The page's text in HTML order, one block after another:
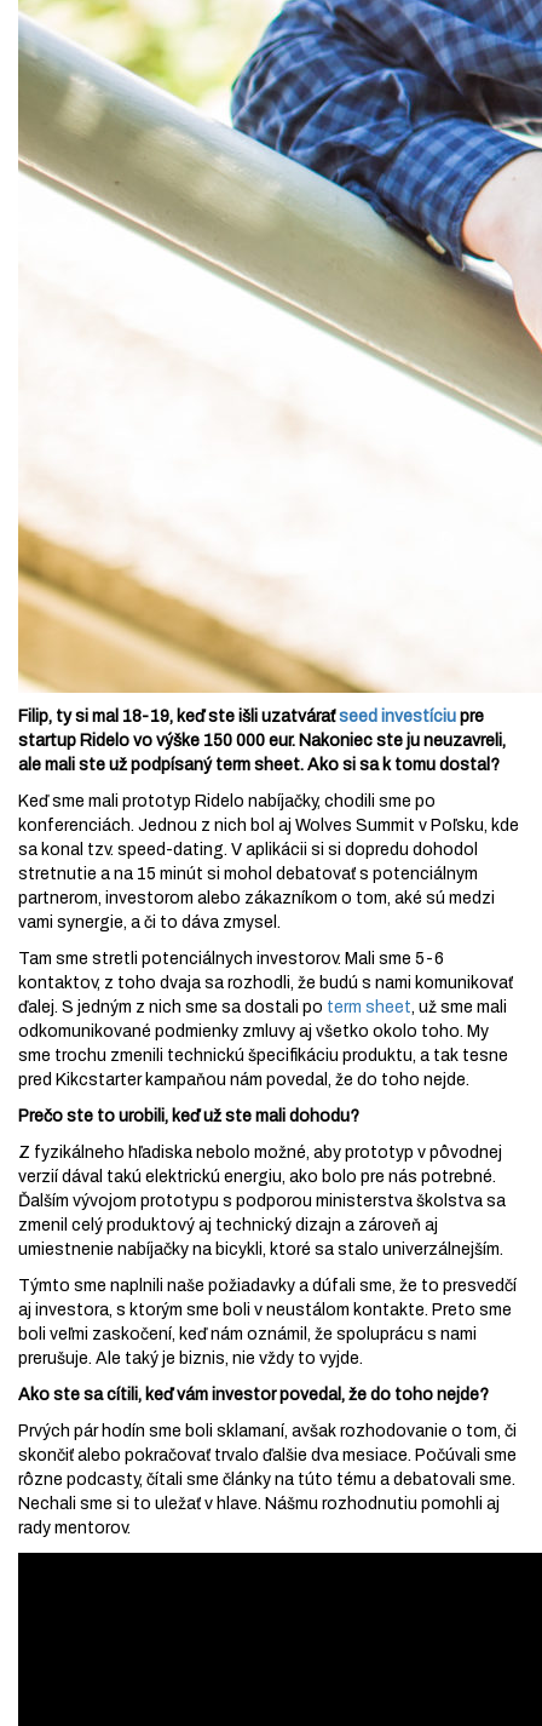
Filip, ty si mal 18-19, keď ste išli uzatváraťseed investíciu pre
startup Ridelo vo výške 150 000 eur. Nakoniec ste ju neuzavreli,
ale mali ste už podpísaný term sheet. Ako si sa k tomu dostal?
Keď sme mali prototyp Ridelo nabíjačky, chodili sme po
konferenciách. Jednou z nich bol aj Wolves Summit v Poľsku, kde
sa konal tzv. speed-dating. V aplikácii si si dopredu dohodol
stretnutie a na 15 minút si mohol debatovať s potenciálnym
partnerom, investorom alebo zákazníkom o tom, aké sú medzi
vami synergie, a či to dáva zmysel.
Tam sme stretli potenciálnych investorov. Mali sme 5-6
kontaktov, z toho dvaja sa rozhodli, že budú s nami komunikovať
ďalej. S jedným z nich sme sa dostali po term sheet, už sme mali
odkomunikované podmienky zmluvy aj všetko okolo toho. My
sme trochu zmenili technickú špecifikáciu produktu, a tak tesne
pred Kikcstarter kampaňou nám povedal, že do toho nejde.
Prečo ste to urobili, keď už ste mali dohodu?
Z fyzikálneho hľadiska nebolo možné, aby prototyp v pôvodnej
verzií dával takú elektrickú energiu, ako bolo pre nás potrebné.
Ďalším vývojom prototypu s podporou ministerstva školstva sa
zmenil celý produktový aj technický dizajn a zároveň aj
umiestnenie nabíjačky na bicykli, ktoré sa stalo univerzálnejším.
Týmto sme naplnili naše požiadavky a dúfali sme, že to presvedčí
aj investora, s ktorým sme boli v neustálom kontakte. Preto sme
boli veľmi zaskočení, keď nám oznámil, že spoluprácu s nami
prerušuje. Ale taký je biznis, nie vždy to vyjde.
Ako ste sa cítili, keď vám investor povedal, že do toho nejde?
Prvých pár hodín sme boli sklamaní, avšak rozhodovanie o tom, či
skončiť alebo pokračovať trvalo ďalšie dva mesiace. Počúvali sme
rôzne podcasty, čítali sme články na túto tému a debatovali sme.
Nechali sme si to uležať v hlave. Nášmu rozhodnutiu pomohli aj
rady mentorov.